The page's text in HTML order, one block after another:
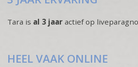
Tara is al 3 jaar actief op
HEEL VAAK ONLINE